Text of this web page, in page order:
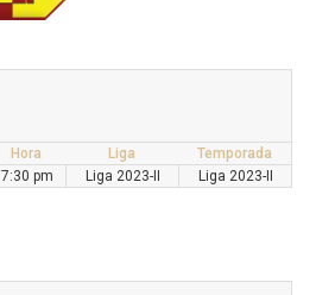
Hora Liga
Temporada
7:30 pm Liga 2023-II Liga 2023-II